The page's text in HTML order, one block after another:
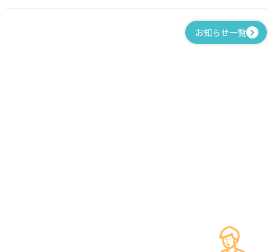
お知らせ一覧